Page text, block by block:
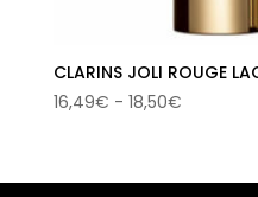
CLARINS JOLI ROUGE
16,49€ - 18,50€Rango
desde